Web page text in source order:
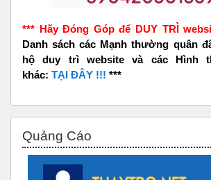
*** Hãy Đóng Góp để DUY TRÌ
Danh sách các Mạnh thường quân
hộ duy trì website và các Hình
khác: TẠI ĐÂY !!! ***
Quảng Cáo